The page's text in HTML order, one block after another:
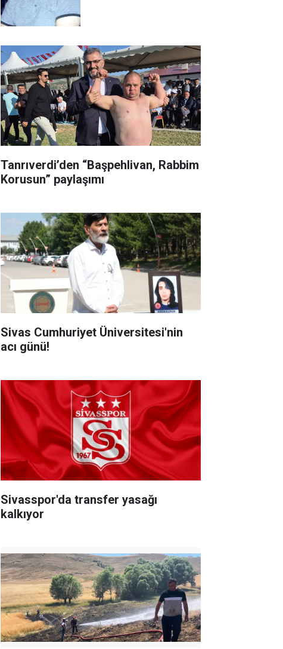
Tanrıverdi’den “Başpehlivan, Rabbim
Korusun” paylaşımı
Sivas Cumhuriyet Üniversitesi'nin
acı günü!
Sivasspor'da transfer yasağı
kalkıyor